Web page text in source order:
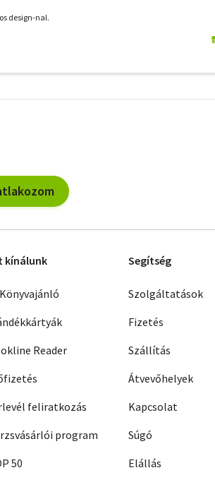
design-nal.
szűrők
kínálunk
Reader
feliratkozás
program
50
Segítség
Szolgáltatások
Fizetés
Szállítás
Átvevőhelyek
Kapcsolat
Súgó
Elállás